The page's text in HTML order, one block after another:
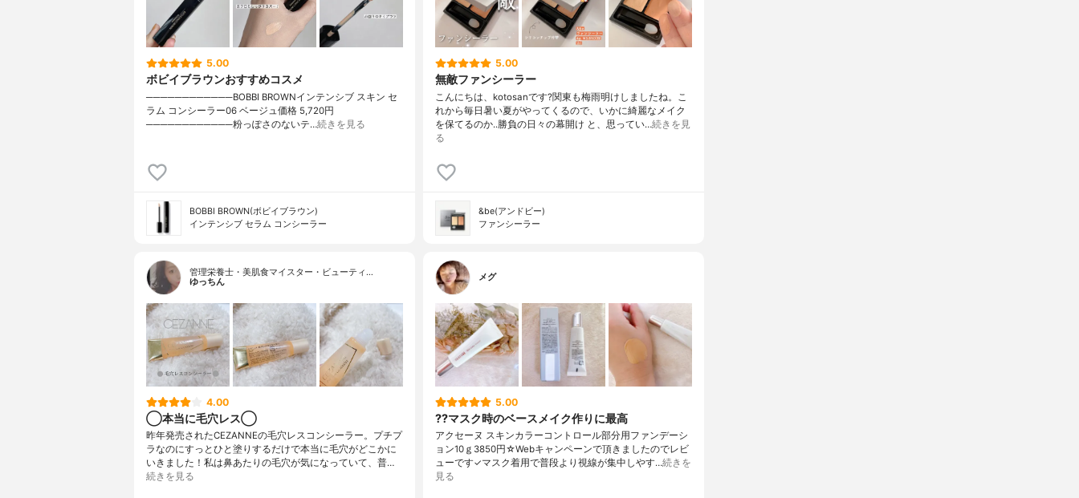
5.00
ボビイブラウンおすすめコスメ
────────────BOBBI BROWNインテンシブ スキン セ
ラム コンシーラー06 ベージュ価格 5,720円
────────────粉っぽさのないテ…続きを見る
BOBBI BROWN(ボビイブラウン)
インテンシブ セラム コンシーラー
5.00
無敵ファンシーラー
こんにちは、kotosanです?関東も梅雨明けしましたね。こ
れから毎日暑い夏がやってくるので、いかに綺麗なメイク
を保てるのか..勝負の日々の幕開け と、思ってい…続きを見
る
&be(アンドビー)
ファンシーラー
管理栄養士・美肌食マイスター・ビューティ…
ゆっちん
4.00
◯本当に毛穴レス◯
昨年発売されたCEZANNEの毛穴レスコンシーラー。プチプ
ラなのにすっとひと塗りするだけで本当に毛穴がどこかに
いきました！私は鼻あたりの毛穴が気になっていて、普…
続きを見る
メグ
5.00
??マスク時のベースメイク作りに最高
アクセーヌ スキンカラーコントロール部分用ファンデーシ
ョン10ｇ3850円☆Webキャンペーンで頂きましたのでレビ
ューです✓マスク着用で普段より視線が集中しやす…続きを
見る